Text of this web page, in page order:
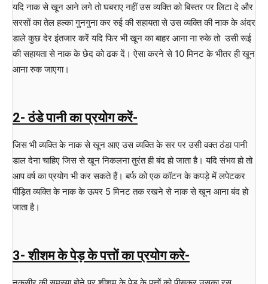
यदि नाक से खून आने लगे तो घबराए नहीं उस व्यक्ति को बिस्तर पर लिटा दे और
सरसों का तेल हल्का गुनगुना कर रुई की सहायता से उस व्यक्ति की नाक के अंदर
डाले कुछ देर इंतजार करें यदि फिर भी खून का बाहर आना ना रुके तो उसी रूई
की सहायता से नाक के छेद को ढक दें। ऐसा करने से 10 मिनट के भीतर ही खून
आना रुक जाएगा।
2- ठंडे पानी का प्रयोग करें-
जिस भी व्यक्ति के नाक से खून आए उस व्यक्ति के सर पर उसी वक्त ठंडा पानी
डाल देना चाहिए जिस से खून निकलना तुरंत ही बंद हो जाता है। यदि संभव हो तो
आप वर्ष का प्रयोग भी कर सकते हैं। बर्फ को एक कॉटन के कपड़े में लपेटकर
पीड़ित व्यक्ति के नाक के ऊपर 5 मिनट तक रखने से नाक से खून आना बंद हो
जाता है।
3- शीशम के पेड़ के पत्तों का प्रयोग करे-